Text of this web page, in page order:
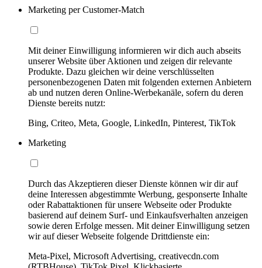
Marketing per Customer-Match
Mit deiner Einwilligung informieren wir dich auch abseits
unserer Website über Aktionen und zeigen dir relevante
Produkte. Dazu gleichen wir deine verschlüsselten
personenbezogenen Daten mit folgenden externen Anbietern
ab und nutzen deren Online-Werbekanäle, sofern du deren
Dienste bereits nutzt:
Bing, Criteo, Meta, Google, LinkedIn, Pinterest, TikTok
Marketing
Durch das Akzeptieren dieser Dienste können wir dir auf
deine Interessen abgestimmte Werbung, gesponserte Inhalte
oder Rabattaktionen für unsere Webseite oder Produkte
basierend auf deinem Surf- und Einkaufsverhalten anzeigen
sowie deren Erfolge messen. Mit deiner Einwilligung setzen
wir auf dieser Webseite folgende Drittdienste ein:
Meta-Pixel, Microsoft Advertising, creativecdn.com